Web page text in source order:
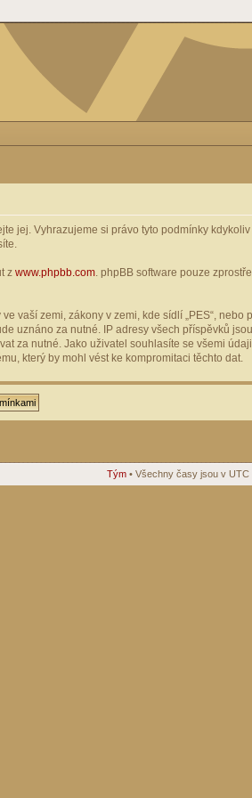
jej. Vyhrazujeme si právo tyto podmínky
z www.phpbb.com . phpBB software pouze
vaší zemi, zákony v zemi, kde sídlí „PES“, nebo
uznáno za nutné. IP adresy všech příspěvků
za nutné. Jako uživatel souhlasíte se všemi
který by mohl vést ke kompromitaci těchto dat.
Tým • Všechny časy jsou v UTC